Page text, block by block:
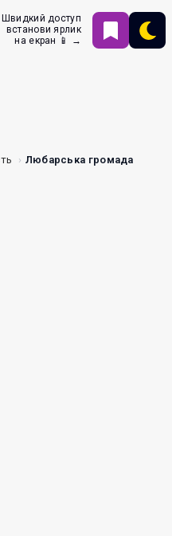
Швидкий доступ
встанови ярлик
на екран 📱 →
Любарська громада